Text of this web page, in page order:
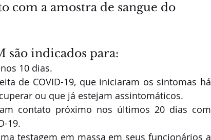
com a amostra de sangue do
são indicados para:
10 dias.
de COVID-19, que iniciaram os sintomas há
ou que já estejam assintomáticos.
contato próximo nos últimos 20 dias com
19.
testagem em massa em seus funcionários a